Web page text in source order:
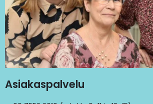
Asiakaspalvelu